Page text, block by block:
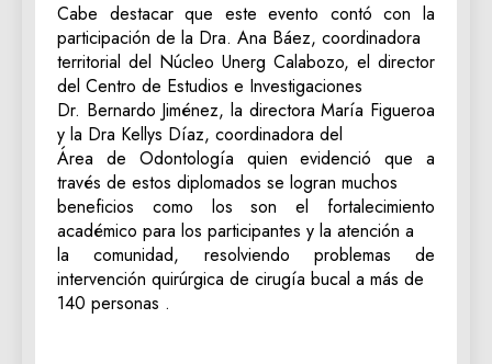
Cabe destacar que este evento contó con la
participación de la Dra. Ana Báez, coordinadora
territorial del Núcleo Unerg Calabozo, el director
del Centro de Estudios e Investigaciones
Dr. Bernardo Jiménez, la directora María Figueroa
y la Dra Kellys Díaz, coordinadora del
Área de Odontología quien evidenció que a
través de estos diplomados se logran muchos
beneficios como los son el fortalecimiento
académico para los participantes y la atención a
la comunidad, resolviendo problemas de
intervención quirúrgica de cirugía bucal a más de
140 personas .